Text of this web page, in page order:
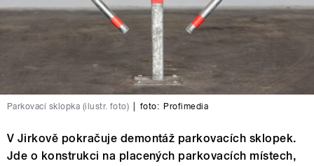
Parkovací sklopka (ilustr. foto) foto: Profimedia
V Jirkově pokračuje demontáž parkovacích sklopek.
Jde o konstrukci na placených parkovacích místech,